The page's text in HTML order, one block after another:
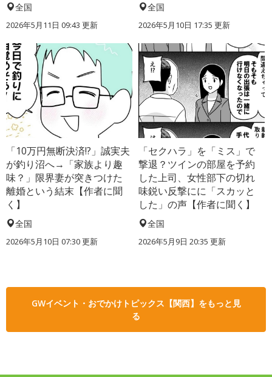
全国
2026年5月11日 09:43 更新
全国
2026年5月10日 17:35 更新
「10万円無断決済!?」誠実夫
が釣り沼へ→「家族より趣
味？」限界妻が突きつけた
離婚という結末【作者に聞
く】
全国
2026年5月10日 07:30 更新
「セクハラ」を「ミス」で
撃退？ツインの部屋を予約
した上司、女性部下の切れ
味鋭い反撃にに「スカッと
した」の声【作者に聞く】
全国
2026年5月9日 20:35 更新
GWイベント・おでかけトピックス【関西】をもっと見
る